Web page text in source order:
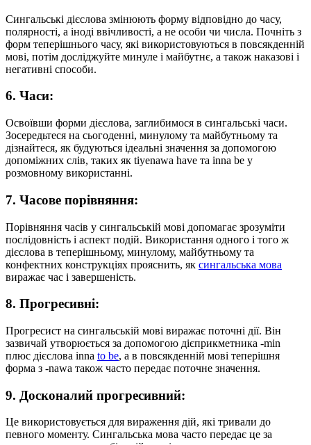
Сингальські дієслова змінюють форму відповідно до часу,
полярності, а іноді ввічливості, а не особи чи числа. Почніть з
форм теперішнього часу, які використовуються в повсякденній
мові, потім досліджуйте минуле і майбутнє, а також наказові і
негативні способи.
6. Часи:
Освоївши форми дієслова, заглибимося в сингальські часи.
Зосередьтеся на сьогоденні, минулому та майбутньому та
дізнайтеся, як будуються ідеальні значення за допомогою
допоміжних слів, таких як tiyenawa have та inna be у
розмовному використанні.
7. Часове порівняння:
Порівняння часів у сингальській мові допомагає зрозуміти
послідовність і аспект подій. Використання одного і того ж
дієслова в теперішньому, минулому, майбутньому та
конфектних конструкціях прояснить, як сингальська мова
виражає час і завершеність.
8. Прогресивні:
Прогресист на сингальській мові виражає поточні дії. Він
зазвичай утворюється за допомогою дієприкметника -min
плюс дієслова inna to be, а в повсякденній мові теперішня
форма з -nawa також часто передає поточне значення.
9. Досконалий прогресивний:
Це використовується для вираження дій, які тривали до
певного моменту. Сингальська мова часто передає це за